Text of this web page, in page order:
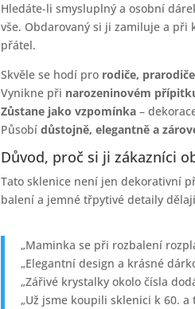
Hledáte-li smysluplný a osobní
vše. Obdarovaný si ji zamiluje a
přátel.
Skvěle se hodí pro rodiče,
Vynikne při narozeninovém
Zůstane jako vzpomínka–
Působí důstojně, elegantně a
Důvod, proč si ji zákazníci
Tato sklenice není jen dekorativní
balení a jemné třpytivé detaily
„Maminka se při rozbalení
„Elegantní design a krásné
„Zářivé krystalky okolo čísla
„Už jsme koupili sklenici k 60. a